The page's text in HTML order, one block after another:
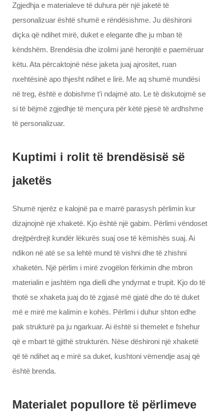
Zgjedhja e materialeve të duhura për një jaketë të
personalizuar është shumë e rëndësishme. Ju dëshironi
diçka që ndihet mirë, duket e elegante dhe ju mban të
këndshëm. Brendësia dhe izolimi janë heronjtë e paemëruar
këtu. Ata përcaktojnë nëse jaketa juaj ajrositet, ruan
nxehtësinë apo thjesht ndihet e lirë. Me aq shumë mundësi
në treg, është e dobishme t’i ndajmë ato. Le të diskutojmë se
si të bëjmë zgjedhje të mençura për këtë pjesë të ardhshme
të personalizuar.
Kuptimi i rolit të brendësisë së
jaketës
Shumë njerëz e kalojnë pa e marrë parasysh përlimin kur
dizajnojnë një xhaketë. Kjo është një gabim. Përlimi vëndoset
drejtpërdrejt kundër lëkurës suaj ose të këmishës suaj. Ai
ndikon në atë se sa lehtë mund të vishni dhe të zhishni
xhaketën. Një përlim i mirë zvogëlon fërkimin dhe mbron
materialin e jashtëm nga dielli dhe yndyrnat e trupit. Kjo do të
thotë se xhaketa juaj do të zgjasë më gjatë dhe do të duket
më e mirë me kalimin e kohës. Përlimi i duhur shton edhe
pak strukturë pa ju ngarkuar. Ai është si themelet e fshehur
që e mbart të gjithë strukturën. Nëse dëshironi një xhaketë
që të ndihet aq e mirë sa duket, kushtoni vëmendje asaj që
është brenda.
Materialet popullore të përlimeve